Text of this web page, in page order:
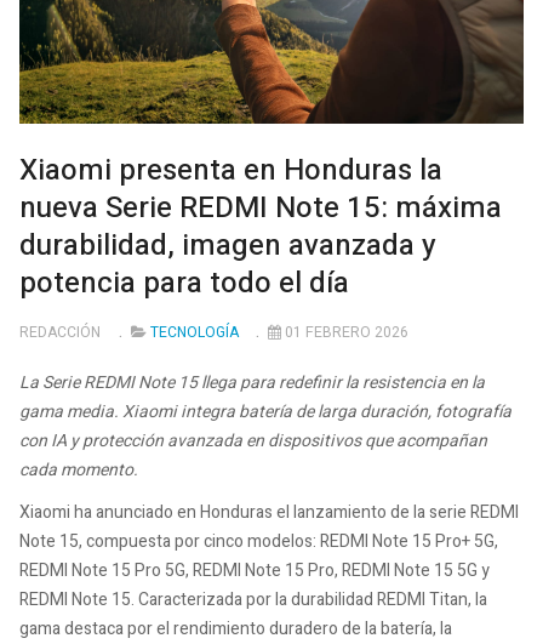
Xiaomi presenta en Honduras la
nueva Serie REDMI Note 15: máxima
durabilidad, imagen avanzada y
potencia para todo el día
REDACCIÓN TECNOLOGÍA 01 FEBRERO 2026
La Serie REDMI Note 15 llega para redefinir la resistencia en la
gama media. Xiaomi integra batería de larga duración, fotografía
con IA y protección avanzada en dispositivos que acompañan
cada momento.
Xiaomi ha anunciado en Honduras el lanzamiento de la serie REDMI
Note 15, compuesta por cinco modelos: REDMI Note 15 Pro+ 5G,
REDMI Note 15 Pro 5G, REDMI Note 15 Pro, REDMI Note 15 5G y
REDMI Note 15. Caracterizada por la durabilidad REDMI Titan, la
gama destaca por el rendimiento duradero de la batería, la